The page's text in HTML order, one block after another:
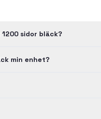
sidor bläck?
min enhet?